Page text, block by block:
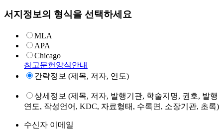
서지정보의 형식을 선택하세요
MLA
APA
Chicago
참고문헌양식안내
간략정보 (제목, 저자, 연도)
상세정보 (제목, 저자, 발행기관, 학술지명, 권호, 발행
연도, 작성언어, KDC, 자료형태, 수록면, 소장기관, 초록)
수신자 이메일